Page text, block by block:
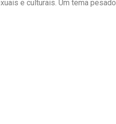
e culturais. Um tema